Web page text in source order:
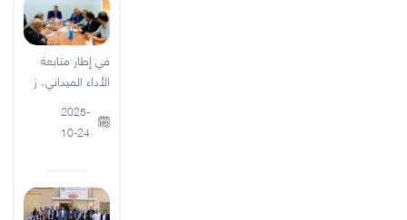
في إطار متابعة
الأداء الميداني، ز
2025-
10-24